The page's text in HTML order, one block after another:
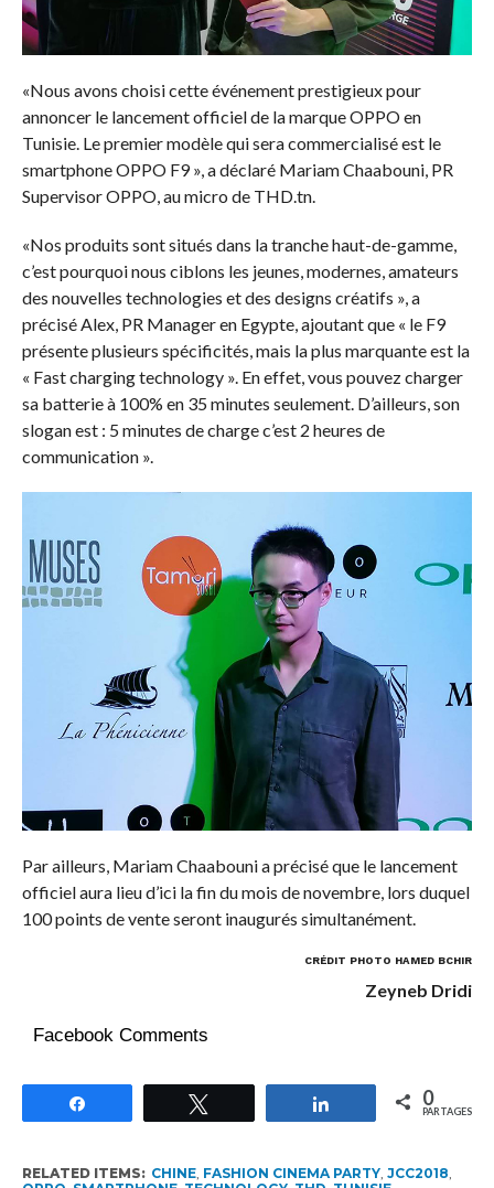
«Nous avons choisi cette événement prestigieux pour
annoncer le lancement officiel de la marque OPPO en
Tunisie. Le premier modèle qui sera commercialisé est le
smartphone OPPO F9 », a déclaré Mariam Chaabouni, PR
Supervisor OPPO, au micro de THD.tn.
«Nos produits sont situés dans la tranche haut-de-gamme,
c’est pourquoi nous ciblons les jeunes, modernes, amateurs
des nouvelles technologies et des designs créatifs », a
précisé Alex, PR Manager en Egypte, ajoutant que « le F9
présente plusieurs spécificités, mais la plus marquante est la
« Fast charging technology ». En effet, vous pouvez charger
sa batterie à 100% en 35 minutes seulement. D’ailleurs, son
slogan est : 5 minutes de charge c’est 2 heures de
communication ».
Par ailleurs, Mariam Chaabouni a précisé que le lancement
officiel aura lieu d’ici la fin du mois de novembre, lors duquel
100 points de vente seront inaugurés simultanément.
CRÉDIT PHOTO HAMED BCHIR
Zeyneb Dridi
Facebook Comments
Partagez 0
PARTAGES
RELATED ITEMS: CHINE, FASHION CINEMA PARTY, JCC2018